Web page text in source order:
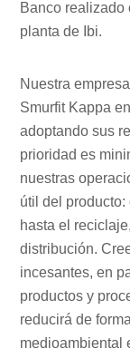
Banco realizado
planta de Ibi.
Nuestra
Smurfit Kappa
adoptando sus
prioridad es
nuestras
útil del
hasta el
distribución.
incesantes, en
productos y
reducirá de
medioambiental